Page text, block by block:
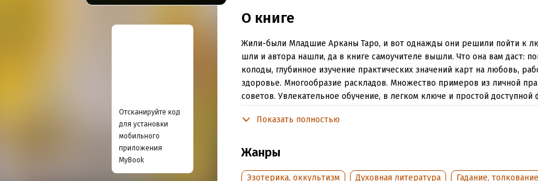
Отсканируйте код
для установки
мобильного
приложения
MyBook
О книге
Жили-были Младшие Арканы Таро, и вот однажды они решили пойти к
шли и автора нашли, да в книге самоучителе вышли. Что она вам даст:
колоды, глубинное изучение практических значений карт на любовь,
здоровье. Многообразие раскладов. Множество примеров из личной
советов. Увлекательное обучение, в легком ключе и простой доступной
прочтения, любой человек независимо от пола, возраста и образования
вдруг у меня не получится?!» У всех получается, все могут, все учатся!
практикующих учеников тому подтверждение. Вам будут доступны
о ценообразовании. Тонкости приемов. Этика Таролога. Правила записи
Показать полностью
Жанры
Эзотерика, оккультизм Духовная литература Гадание,